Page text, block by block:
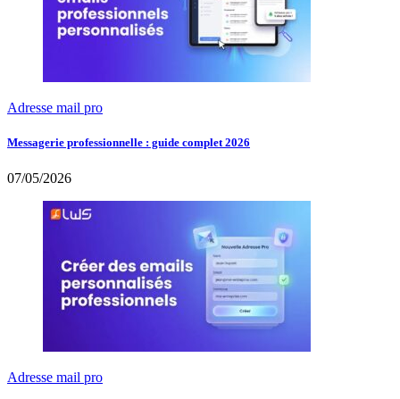
Adresse mail pro
Messagerie professionnelle : guide complet 2026
07/05/2026
Adresse mail pro